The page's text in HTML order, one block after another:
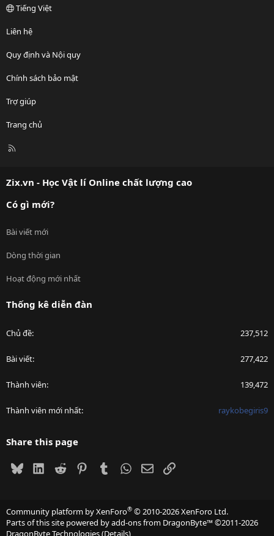
Tiếng Việt
Liên hệ
Quy định và Nội quy
Chính sách bảo mật
Trợ giúp
Trang chủ
R
Zix.vn - Học Vật lí Online chất lượng cao
Có gì mới?
Bài viết mới
Dòng thời gian
Hoạt động mới nhất
Thống kê diễn đàn
Chủ đề 237,512
Bài viết 277,422
Thành viên 139,472
Thành viên mới nhất raykobegiris9
Share this page
BlueskyLinkedIn
Reddit PinterestTumblrWhatsApp
EmailLink
Community platform by XenForo® © 2010-2026 XenForo Ltd.
Parts of this site powered byadd-ons from DragonByte™©2011-2026
DragonByte Technologies(Details)